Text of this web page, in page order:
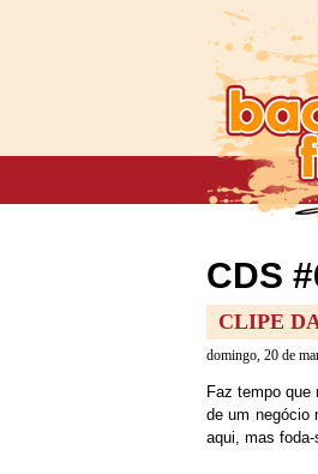
CDS
CLIPE
domingo, 20 de
Faz tempo
de um negócio
aqui, mas